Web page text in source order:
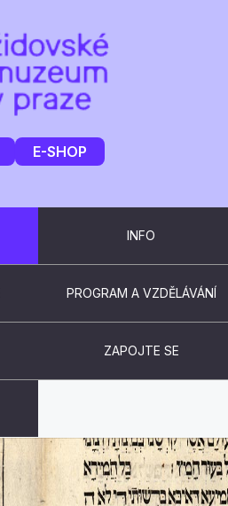
E-SHOP
INFO
PROGRAM A VZDĚLÁVÁNÍ
ZAPOJTE SE